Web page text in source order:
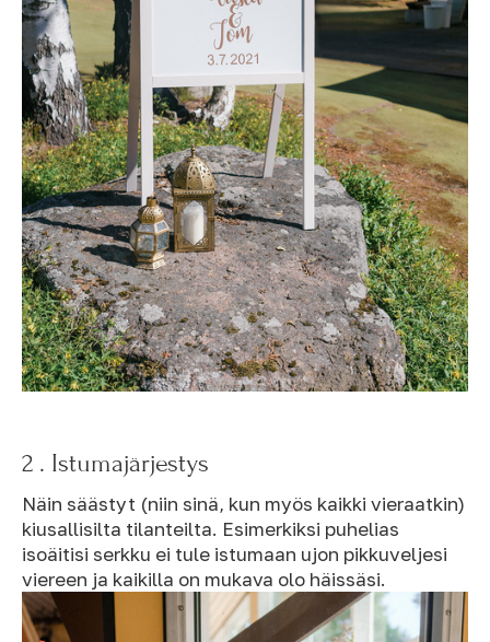
2 . Istumajärjestys
Näin säästyt (niin sinä, kun myös kaikki vieraatkin)
kiusallisilta tilanteilta. Esimerkiksi puhelias
isoäitisi serkku ei tule istumaan ujon pikkuveljesi
viereen ja kaikilla on mukava olo häissäsi.